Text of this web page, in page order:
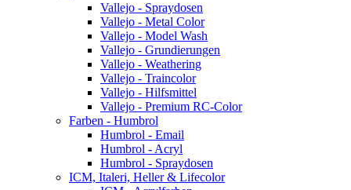
Vallejo - Spraydosen
Vallejo - Metal Color
Vallejo - Model Wash
Vallejo - Grundierungen
Vallejo - Weathering
Vallejo - Traincolor
Vallejo - Hilfsmittel
Vallejo - Premium RC-Color
Farben - Humbrol
Humbrol - Email
Humbrol - Acryl
Humbrol - Spraydosen
ICM, Italeri, Heller & Lifecolor